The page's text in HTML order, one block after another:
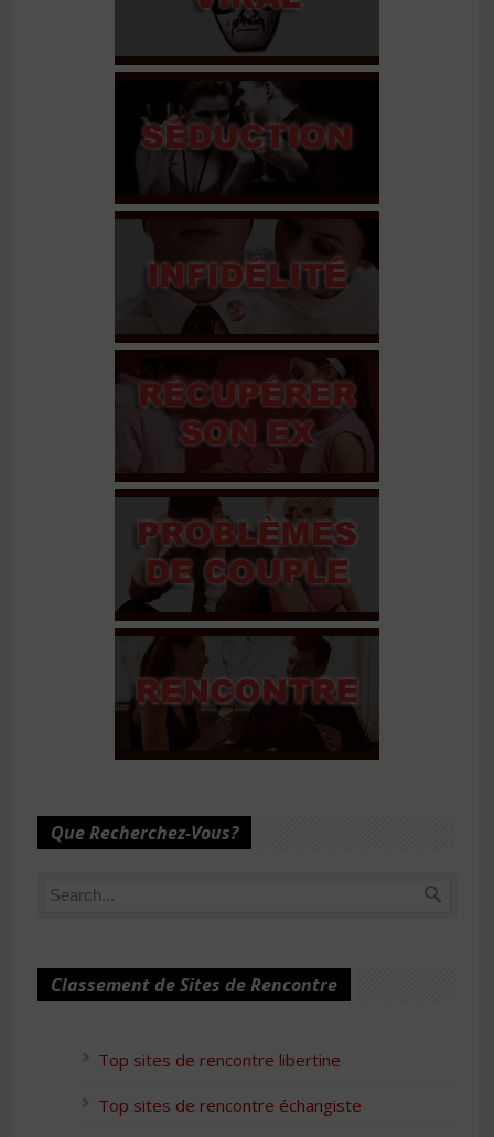
Que Recherchez-Vous?
Classement de Sites de Rencontre
Top sites de rencontre libertine
Top sites de rencontre échangiste